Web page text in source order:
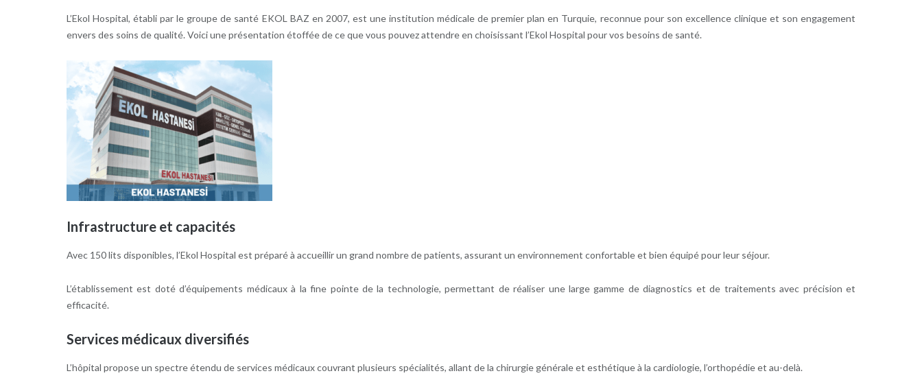
L’Ekol Hospital, établi par le groupe de santé EKOL BAZ en 2007, est une institution médicale de premier plan en Turquie, reconnue pour son excellence clinique et son engagement
envers des soins de qualité. Voici une présentation étoffée de ce que vous pouvez attendre en choisissant l’Ekol Hospital pour vos besoins de santé.
Infrastructure et capacités
Avec 150 lits disponibles, l’Ekol Hospital est préparé à accueillir un grand nombre de patients, assurant un environnement confortable et bien équipé pour leur séjour.
L’établissement est doté d’équipements médicaux à la fine pointe de la technologie, permettant de réaliser une large gamme de diagnostics et de traitements avec précision et
efficacité.
Services médicaux diversifiés
L’hôpital propose un spectre étendu de services médicaux couvrant plusieurs spécialités, allant de la chirurgie générale et esthétique à la cardiologie, l’orthopédie et au-delà.